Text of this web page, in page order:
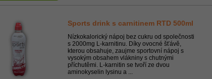
Sports drink s carnitinem RTD 500ml
Nízkokalorický nápoj bez cukru od společnosti
s 2000mg L-karnitinu. Díky ovocné šťávě,
kterou obsahuje, zaujme sportovní nápoj s
vysokým obsahem vlákniny s chutnými
příchutěmi. L-karnitin se tvoří ze dvou
aminokyselin lysinu a ...